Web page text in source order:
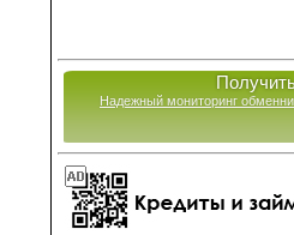
Надежный мониторинг